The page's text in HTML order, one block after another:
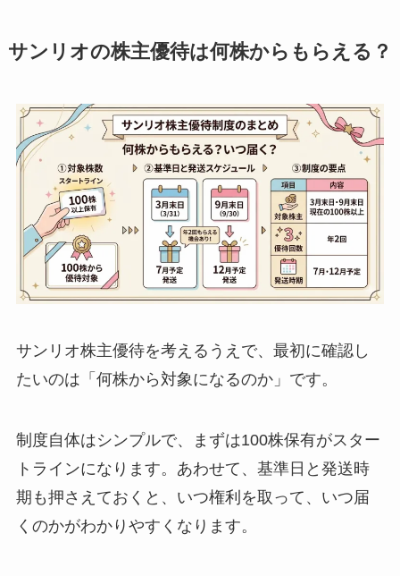
サンリオの株主優待は何株からもらえる？
サンリオ株主優待を考えるうえで、最初に確認し
たいのは「何株から対象になるのか」です。
制度自体はシンプルで、まずは100株保有がスター
トラインになります。あわせて、基準日と発送時
期も押さえておくと、いつ権利を取って、いつ届
くのかがわかりやすくなります。